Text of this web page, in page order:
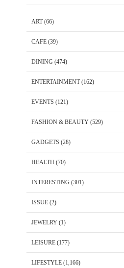
ART(66)
CAFE (39)
DINING (474)
ENTERTAINMENT(162)
EVENTS (121)
FASHION & BEAUTY (529)
GADGETS (28)
HEALTH (70)
INTERESTING (301)
ISSUE (2)
JEWELRY (1)
LEISURE (177)
LIFESTYLE (1,166)